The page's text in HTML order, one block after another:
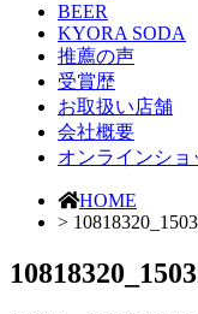
BEER
KYORA SODA
推薦の声
受賞歴
お取扱い店舗
会社概要
オンラインショ
HOME
>